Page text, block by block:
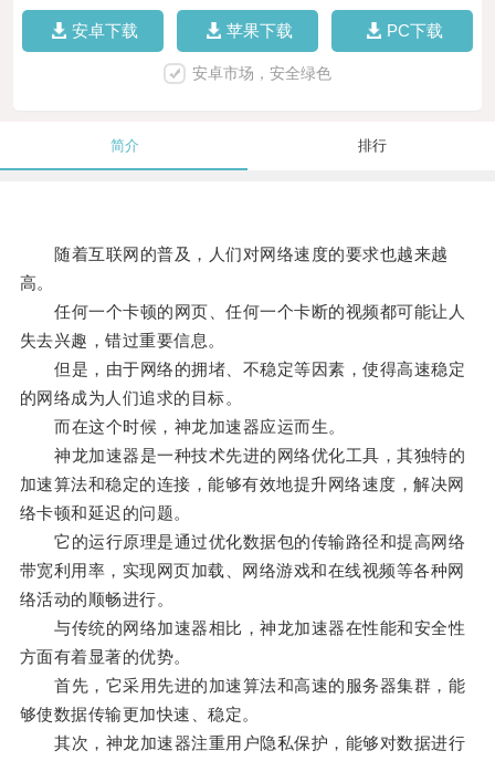
安卓下载 苹果下载 PC下载
安卓市场，安全绿色
简介 排行
随着互联网的普及，人们对网络速度的要求也越来越
高。
任何一个卡顿的网页、任何一个卡断的视频都可能让人
失去兴趣，错过重要信息。
但是，由于网络的拥堵、不稳定等因素，使得高速稳定
的网络成为人们追求的目标。
而在这个时候，神龙加速器应运而生。
神龙加速器是一种技术先进的网络优化工具，其独特的
加速算法和稳定的连接，能够有效地提升网络速度，解决网
络卡顿和延迟的问题。
它的运行原理是通过优化数据包的传输路径和提高网络
带宽利用率，实现网页加载、网络游戏和在线视频等各种网
络活动的顺畅进行。
与传统的网络加速器相比，神龙加速器在性能和安全性
方面有着显著的优势。
首先，它采用先进的加速算法和高速的服务器集群，能
够使数据传输更加快速、稳定。
其次，神龙加速器注重用户隐私保护，能够对数据进行